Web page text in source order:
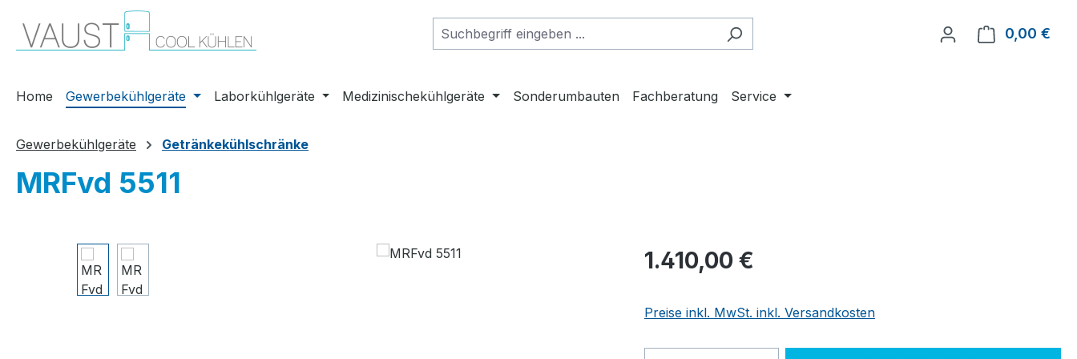
Hauptinhalt springen
Zur Suche springen
Zur Hauptnavigation springen
0,00 €
Home Gewerbekühlgeräte Laborkühlgeräte Medizinischekühlgeräte Sonderumbauten Fachberatung Service
Gewerbekühlgeräte Getränkekühlschränke
MRFvd 5511
Bildergalerie überspringen Regulärer Preis:
1.410,00 €
Preise inkl. MwSt. inkl. Versandkosten